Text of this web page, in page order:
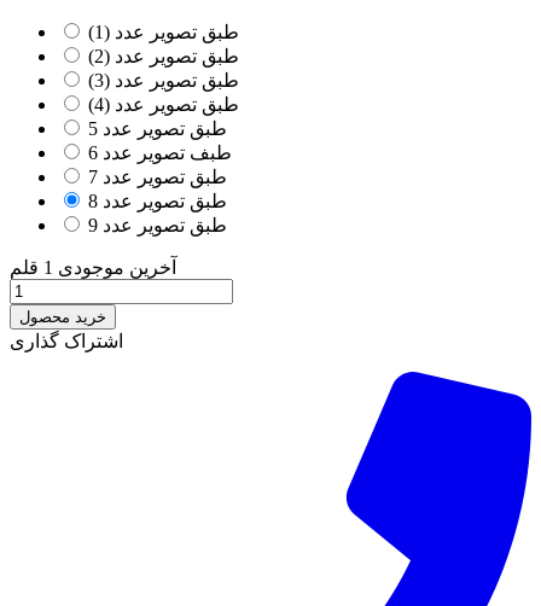
طبق تصویر عدد (1)
طبق تصویر عدد (2)
طبق تصویر عدد (3)
طبق تصویر عدد (4)
طبق تصویر عدد 5
طبف تصویر عدد 6
طبق تصویر عدد 7
طبق تصویر عدد 8
طبق تصویر عدد 9
آخرین موجودی 1 قلم
خرید محصول
اشتراک گذاری